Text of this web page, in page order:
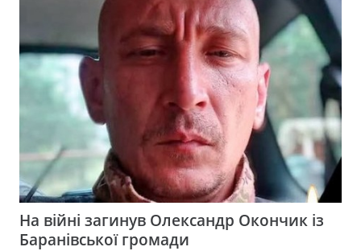
На війні загинув Олександр Окончик із
Баранівської громади